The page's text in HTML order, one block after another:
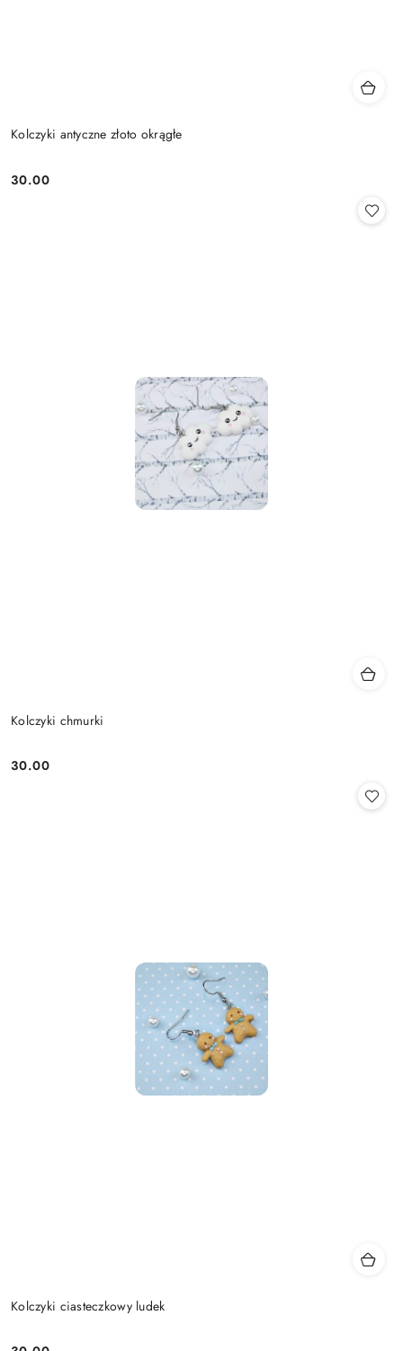
Kolczyki antyczne złoto okrągłe
Cena:
30.00
Kolczyki chmurki
Cena:
30.00
Kolczyki ciasteczkowy ludek